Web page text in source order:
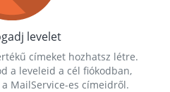
levelet
címeket hozhatsz létre.
a leveleid a cél fiókodban,
MailService-es címeidről.